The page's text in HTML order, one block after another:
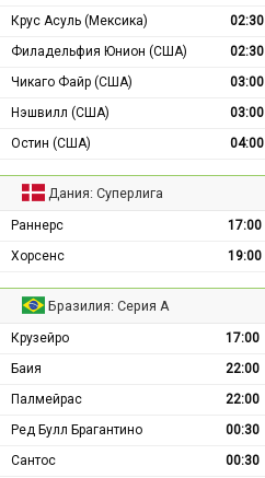
Крус Асуль (Мексика)
02:30
Филадельфия Юнион (США)
02:30
Чикаго Файр (США)
03:00
Нэшвилл (США)
03:00
Остин (США)
04:00
Дания: Суперлига
Раннерс 17:00
Хорсенс
19:00
Бразилия: Серия А
Крузейро 17:00
Баия
22:00
Палмейрас
22:00
Ред Булл Брагантино
00:30
Сантос
00:30